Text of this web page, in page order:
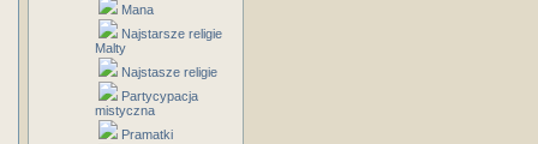
Mana
Najstarsze religie
Malty
Najstasze religie
Partycypacja
mistyczna
Pramatki